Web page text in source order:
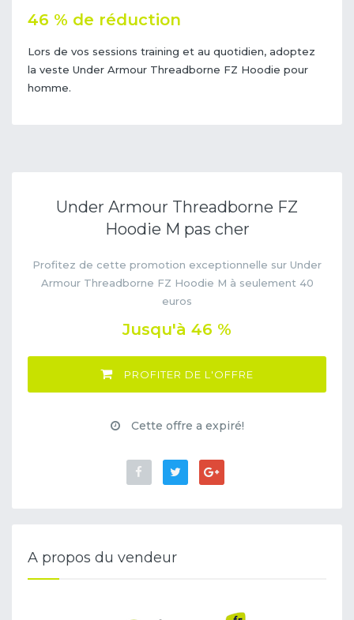
46 % de réduction
Lors de vos sessions training et au quotidien, adoptez
la veste Under Armour Threadborne FZ Hoodie pour
homme.
Under Armour Threadborne FZ
Hoodie M pas cher
Profitez de cette promotion exceptionnelle sur Under
Armour Threadborne FZ Hoodie M à seulement 40
euros
Jusqu'à 46 %
PROFITER DE L'OFFRE
Cette offre a expiré!
A propos du vendeur